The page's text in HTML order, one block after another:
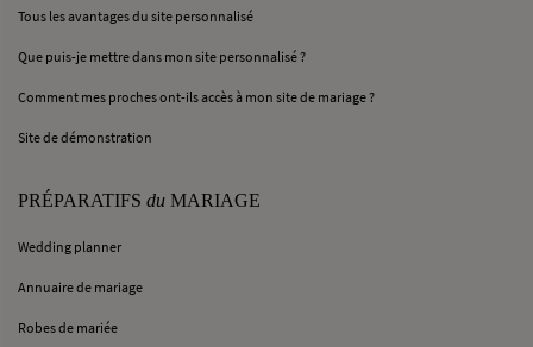
Tous les avantages du site personnalisé
Que puis-je mettre dans mon site personnalisé ?
Comment mes proches ont-ils accès à mon site de mariage ?
Site de démonstration
PRÉPARATIFS du MARIAGE
Wedding planner
Annuaire de mariage
Robes de mariée